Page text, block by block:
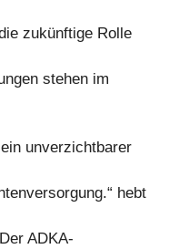
zukünftige Rolle
stehen im
unverzichtbarer
hebt
ADKA-